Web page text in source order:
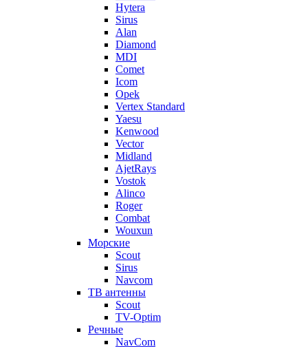
Hytera
Sirus
Alan
Diamond
MDI
Comet
Icom
Opek
Vertex Standard
Yaesu
Kenwood
Vector
Midland
AjetRays
Vostok
Alinco
Roger
Combat
Wouxun
Морские
Scout
Sirus
Navcom
ТВ антенны
Scout
TV-Optim
Речные
NavCom